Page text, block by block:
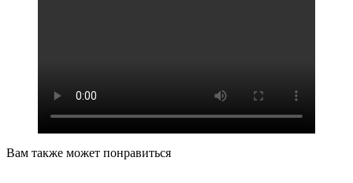
Вам также может понравиться